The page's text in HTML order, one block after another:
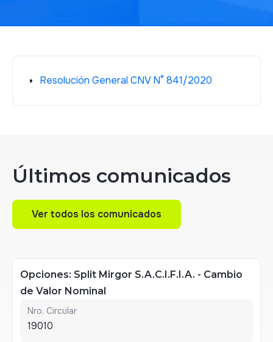
Resolución General CNV N° 841/2020
Últimos comunicados
Ver todos los comunicados
Opciones: Split Mirgor S.A.C.I.F.I.A. - Cambio
de Valor Nominal
Nro. Circular
19010